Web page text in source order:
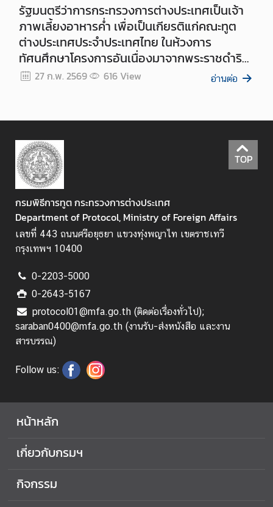
ร
ะ
ก
า
ศ
แ
น
ๆ
ติ
ด
ต่
อ
เ
ร
า
ก
า
ร
ง
ม
ณ
ร
รัฐมนตรีว่าการกระทรวงการต่างประเทศเป็นเจ้า
ภาพเลี้ยงอาหารค่ำ เพื่อเป็นเกียรติแก่คณะทูต
ต่างประเทศประจำประเทศไทย ในห้วงการ
ทัศนศึกษาโครงการอันเนื่องมาจากพระราชดำริฯ
ประจำปี 2569
27 ก.พ. 2569 616View อ่านต่อ
TOP
กรมพิธีการทูต กระทรวงการต่างประเทศ
Department of Protocol, Ministry of Foreign Affairs
เลขที่ 443 ถนนศรีอยุธยา แขวงทุ่งพญาไท เขตราชเทวี
กรุงเทพฯ 10400
0-2203-5000
0-2643-5167
protocol01@mfa.go.th (ติดต่อเรื่องทั่วไป);
saraban0400@mfa.go.th (งานรับ-ส่งหนังสือ และงาน
สารบรรณ)
Follow us:
หน้าหลัก
เกี่ยวกับกรมฯ
กิจกรรม